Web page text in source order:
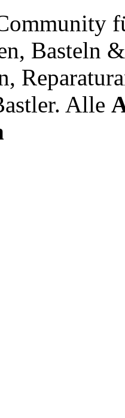
Basteln
Alle